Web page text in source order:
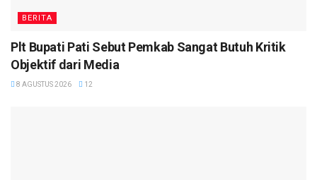
BERITA
Plt Bupati Pati Sebut Pemkab Sangat Butuh Kritik
Objektif dari Media
8 AGUSTUS 2026 12